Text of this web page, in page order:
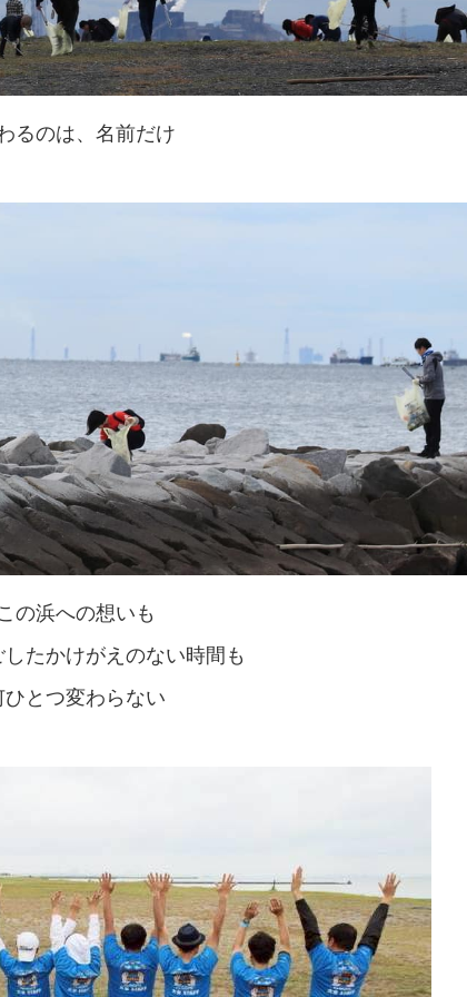
るのは、名前だけ
の浜への想いも
たかけがえのない時間も
ひとつ変わらない